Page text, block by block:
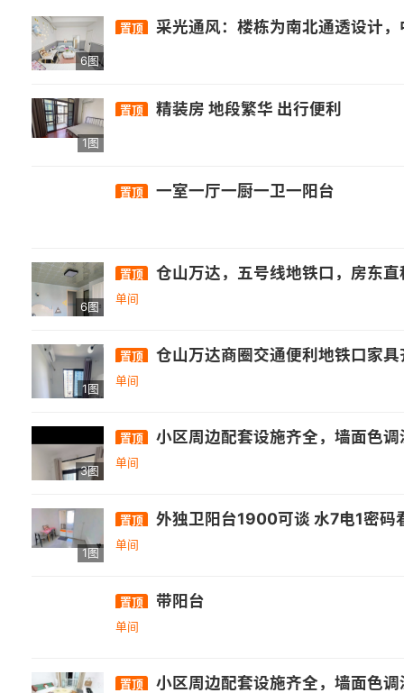
6图
置顶 采光通风：楼栋为南北通透设计，中高楼层采光较好。 价格优势：相比周边商品房（如金山大道沿线小区），价格较低，性价比高。 物业费用较低。小区内或周边有便民超市、生鲜店。大型商超需前往 金山万达、爱
1图
置顶 精装房 地段繁华 出行便利
置顶 一室一厅一厨一卫一阳台
6图
置顶 仓山万达，五号线地铁口，房东直租无中介费
单间
1图
置顶 仓山万达商圈交通便利地铁口家
单间
3图
置顶 小区周边配套设施齐全，墙面色调温馨，干
单间
1图
置顶 外独卫阳台1900可谈 水7电1密码
单间
置顶 带阳台
单间
置顶 小区周边配套设施齐全，墙面色调温馨，干